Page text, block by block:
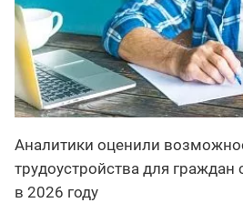
Аналитики оценили
трудоустройства для граждан
в 2026 году